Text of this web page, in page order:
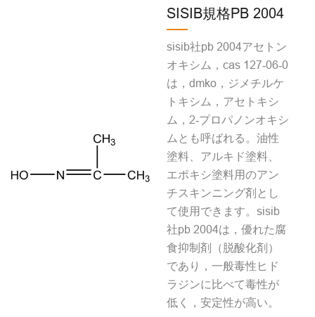
SISIB規格PB 2004
sisib社pb 2004アセトン
オキシム，cas 127‐06‐0
は，dmko，ジメチルケ
トキシム，アセトキシ
ム，2‐プロパノンオキシ
ムとも呼ばれる。油性
塗料、アルキド塗料、
エポキシ塗料用のアン
チスキンニング剤とし
て使用できます。sisib
社pb 2004は，優れた腐
食抑制剤（脱酸化剤）
であり，一般毒性ヒド
ラジンに比べて毒性が
低く，安定性が高い。